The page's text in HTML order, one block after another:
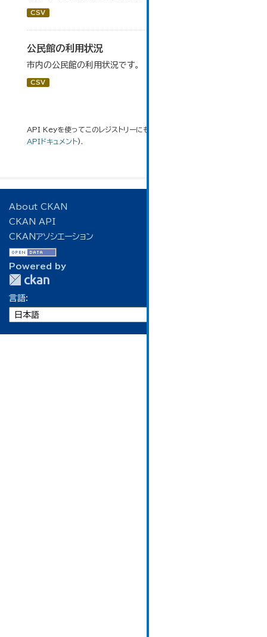
CSV
公民館の利用状況
市内の公民館の利用状況です。
CSV
API Keyを使ってこのレジストリーにもアクセス可能です
APIドキュメント).
About CKAN
CKAN API
CKANアソシエーション
Powered by
言語